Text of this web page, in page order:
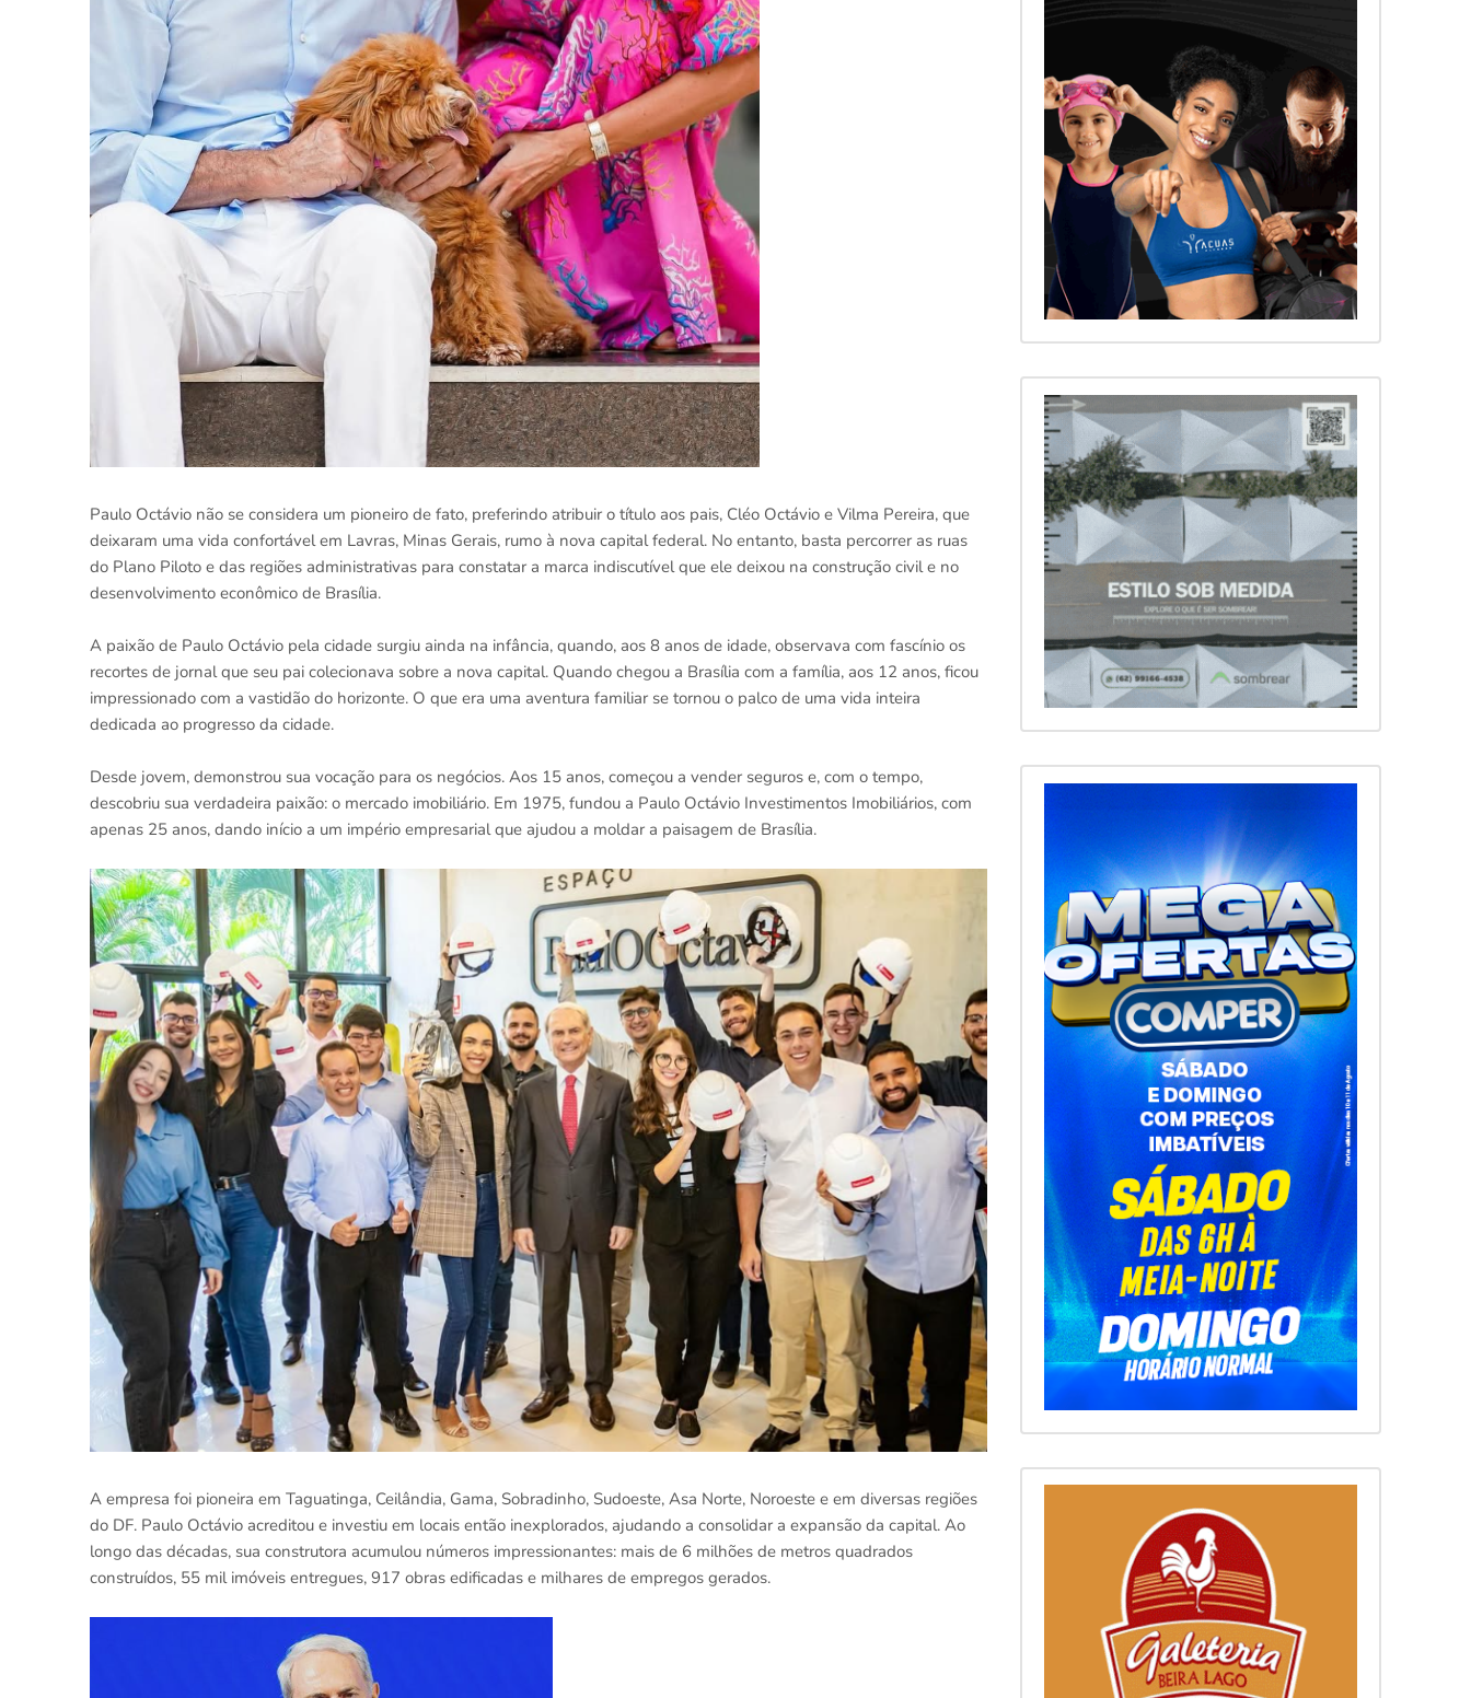
Paulo Octávio não se considera um pioneiro de fato, preferindo atribuir o título aos pais, Cléo Octávio e Vilma Pereira, que
deixaram uma vida confortável em Lavras, Minas Gerais, rumo à nova capital federal. No entanto, basta percorrer as ruas
do Plano Piloto e das regiões administrativas para constatar a marca indiscutível que ele deixou na construção civil e no
desenvolvimento econômico de Brasília.
A paixão de Paulo Octávio pela cidade surgiu ainda na infância, quando, aos 8 anos de idade, observava com fascínio os
recortes de jornal que seu pai colecionava sobre a nova capital. Quando chegou a Brasília com a família, aos 12 anos, ficou
impressionado com a vastidão do horizonte. O que era uma aventura familiar se tornou o palco de uma vida inteira
dedicada ao progresso da cidade.
Desde jovem, demonstrou sua vocação para os negócios. Aos 15 anos, começou a vender seguros e, com o tempo,
descobriu sua verdadeira paixão: o mercado imobiliário. Em 1975, fundou a Paulo Octávio Investimentos Imobiliários, com
apenas 25 anos, dando início a um império empresarial que ajudou a moldar a paisagem de Brasília.
A empresa foi pioneira em Taguatinga, Ceilândia, Gama, Sobradinho, Sudoeste, Asa Norte, Noroeste e em diversas regiões
do DF. Paulo Octávio acreditou e investiu em locais então inexplorados, ajudando a consolidar a expansão da capital. Ao
longo das décadas, sua construtora acumulou números impressionantes: mais de 6 milhões de metros quadrados
construídos, 55 mil imóveis entregues, 917 obras edificadas e milhares de empregos gerados.